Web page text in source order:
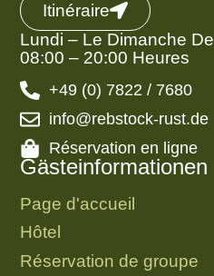
Itinéraire
Lundi – Le Dimanche De
08:00 – 20:00 Heures
+49 (0) 7822 / 7680
info@rebstock-rust.de
Réservation en ligne
Gästeinformationen
Page d'accueil
Hôtel
Réservation de groupe